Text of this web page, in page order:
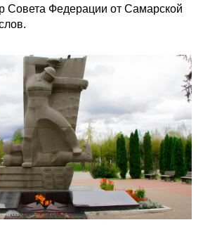
Совета Федерации от Самарской